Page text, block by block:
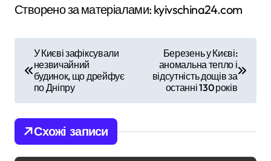
Створено за матеріалами: kyivschina24.com
в
і
г
У Києві зафіксували
незвичайний
будинок, що дрейфує
по Дніпру
Березень у Києві:
аномальна тепло і
відсутність дощів за
останні 130 років
Схожі записи